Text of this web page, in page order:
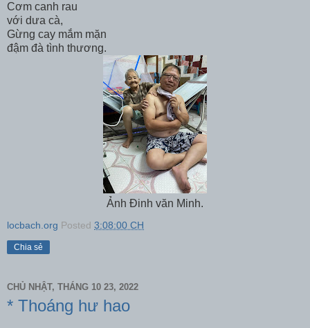
Cơm canh rau
với dưa cà,
Gừng cay mắm mặn
đậm đà tình thương.
Ảnh Đinh văn Minh.
locbach.org Posted 3:08:00 CH
Chia sẻ
CHỦ NHẬT, THÁNG 10 23, 2022
* Thoáng hư hao